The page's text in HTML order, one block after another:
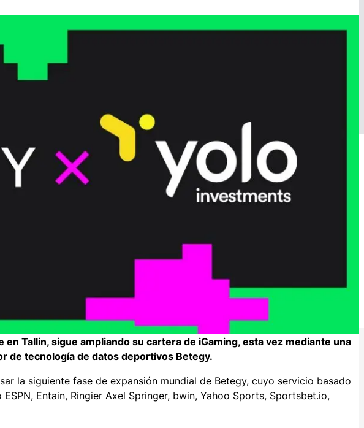
Tallin, sigue ampliando su cartera de iGaming, esta vez mediante una
de tecnología de datos deportivos Betegy.
la siguiente fase de expansión mundial de Betegy, cuyo servicio basado
Entain, Ringier Axel Springer, bwin, Yahoo Sports, Sportsbet.io,